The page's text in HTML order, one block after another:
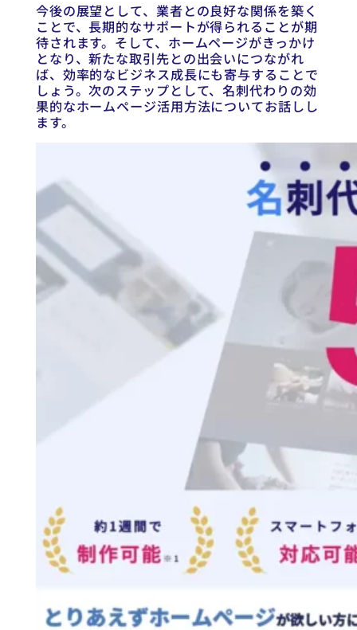
今後の展望として、業者との良好な関係を築く
ことで、長期的なサポートが得られることが期
待されます。そして、ホームページがきっかけ
となり、新たな取引先との出会いにつながれ
ば、効率的なビジネス成長にも寄与することで
しょう。次のステップとして、名刺代わりの効
果的なホームページ活用方法についてお話しし
ます。